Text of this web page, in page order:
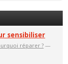
sensibiliser
réparer ? —